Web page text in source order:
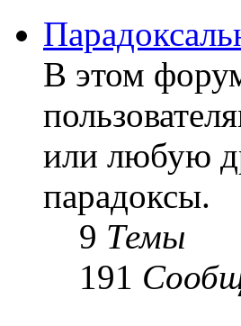
В этом
или любую
парадоксы.
9 Темы
191